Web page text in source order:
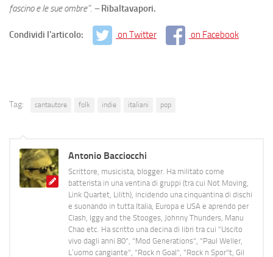
fascino e le sue ombre”. –Ribaltavapori.
Condividi l'articolo: on Twitter on Facebook
Tag: cantautore folk indie italiani pop
Antonio Bacciocchi
Scrittore, musicista, blogger. Ha militato come
batterista in una ventina di gruppi (tra cui Not Moving,
Link Quartet, Lilith), incidendo una cinquantina di dischi
e suonando in tutta Italia, Europa e USA e aprendo per
Clash, Iggy and the Stooges, Johnny Thunders, Manu
Chao etc. Ha scritto una decina di libri tra cui "Uscito
vivo dagli anni 80", "Mod Generations", "Paul Weller,
L’uomo cangiante", "Rock n Goal", "Rock n Spor"t, Gil